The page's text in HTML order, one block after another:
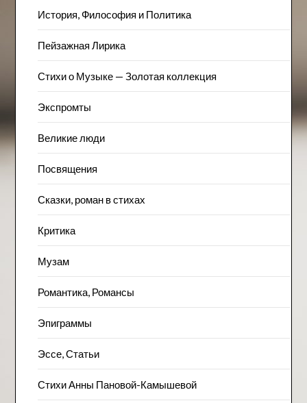
История, Философия и Политика
Пейзажна​я Лирика
Стихи о Музыке — Золотая коллекция
Экспромты
Великие люди
Посвящения
Сказки, роман в стихах
Критика
Музам
Романтика, Романсы
Эпиграммы
Эссе, Статьи
Стихи Анны Пановой-Камышевой